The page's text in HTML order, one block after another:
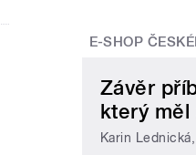
E-SHOP
Závěr
který měl
Karin